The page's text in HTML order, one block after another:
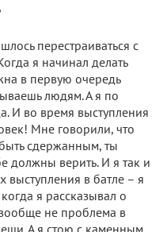
перестраиваться с
я начинал делать
в первую очередь
людям. А я по
И во время выступления
Мне говорили, что
сдержанным, ты
должны верить. И я так и
выступления в батле – я
я рассказывал о
не проблема в
А я стою с каменным